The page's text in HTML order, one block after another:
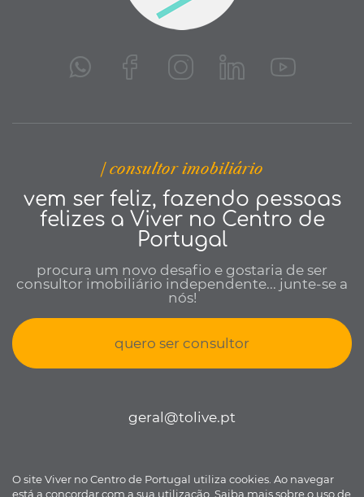
| consultor imobiliário
vem ser feliz, fazendo pessoas
felizes a Viver no Centro de
Portugal
procura um novo desafio e gostaria de ser
consultor imobiliário independente... junte-se a
nós!
quero ser consultor
geral@tolive.pt
Viver no Centro de Portugal © todos os direitos reservados •Política
O site Viver no Centro de Portugal utiliza cookies. Ao navegar
está a concordar com a sua utilização. Saiba mais sobre o uso de